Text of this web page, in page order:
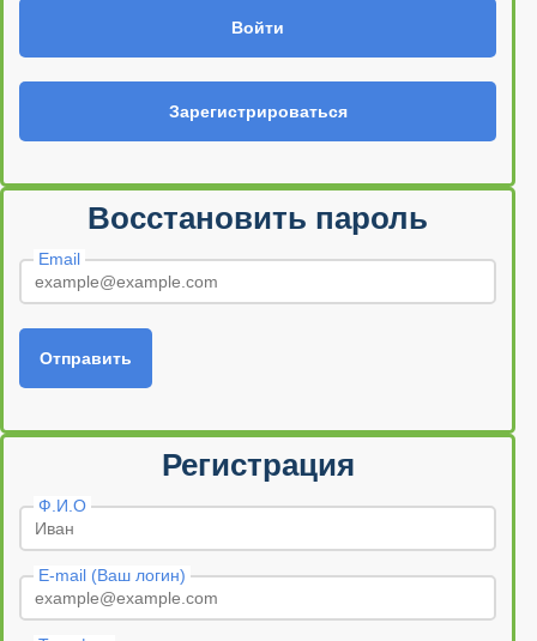
Войти
Зарегистрироваться
Восстановить пароль
Email
Отправить
Регистрация
Ф.И.О
E-mail (Ваш логин)